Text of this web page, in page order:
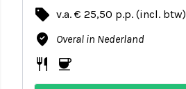
local_offer v.a. € 25,50 p.p. (incl. btw)
where_to_vote Overal in Nederland
restaurant coffee